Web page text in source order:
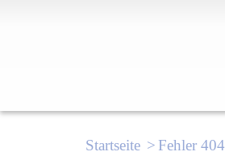
Startseite Fehler 404